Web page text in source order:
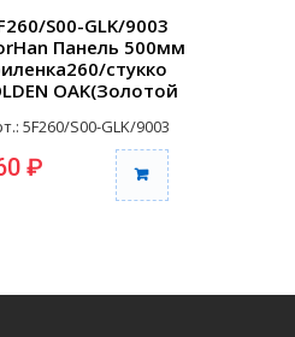
S00-GLK/9003
Панель 500мм
стукко
OAK(Золотой
5F260/S00-GLK/9003
₽